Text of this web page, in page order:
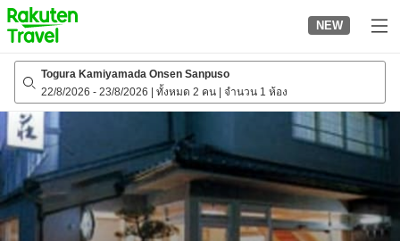
to
top
page
NEW
Togura Kamiyamada Onsen Sanpuso
22/8/2026 - 23/8/2026 ทั้งหมด 2 คน จำนวน 1 ห้อง